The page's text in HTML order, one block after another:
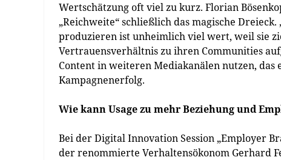
Wertschätzung oft viel zu kurz. Florian
„Reichweite“ schließlich das magische
produzieren ist unheimlich viel wert, weil sie
Vertrauensverhältnis zu ihren Communities
Content in weiteren Mediakanälen nutzen,
Kampagnenerfolg.
Wie kann Usage zu mehr Beziehung und
Bei der Digital Innovation Session „Employer
der renommierte Verhaltensökonom Gerhard